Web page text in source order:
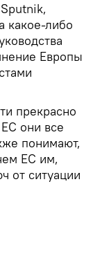
какое-либо
Европы
прекрасно
они все
понимают,
ЕС им,
от ситуации